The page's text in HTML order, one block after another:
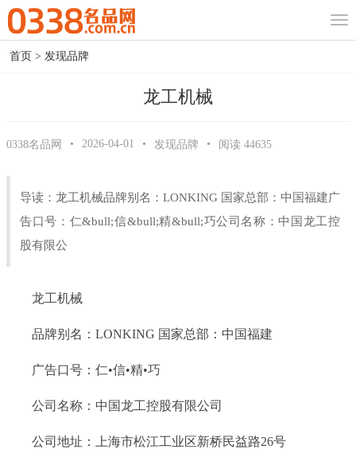
首页 > 发现品牌
龙工机械
0338名品网 • 2026-04-01 • 发现品牌 • 阅读 44635
导读：龙工机械品牌别名：LONKING 国家总部：中国福建广
告口号：仁&bull;信&bull;精&bull;巧公司名称：中国龙工控
股有限公
龙工机械
品牌别名：LONKING 国家总部：中国福建
广告口号：仁•信•精•巧
公司名称：中国龙工控股有限公司
公司地址：上海市松江工业区新桥民益路26号